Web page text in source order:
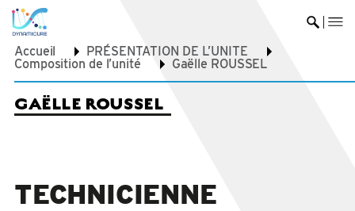
Accueil
PRÉSENTATION DE L’UNITE
Composition de l’unité
Gaëlle ROUSSEL
GAËLLE ROUSSEL
TECHNICIENNE